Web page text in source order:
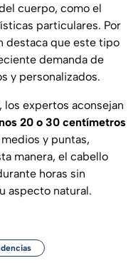
cuerpo, como el
particulares. Por
destaca que este tipo
demanda de
y personalizados.
los expertos aconsejan
20 o 30 centímetros
y puntas,
manera, el cabello
horas sin
aspecto natural.